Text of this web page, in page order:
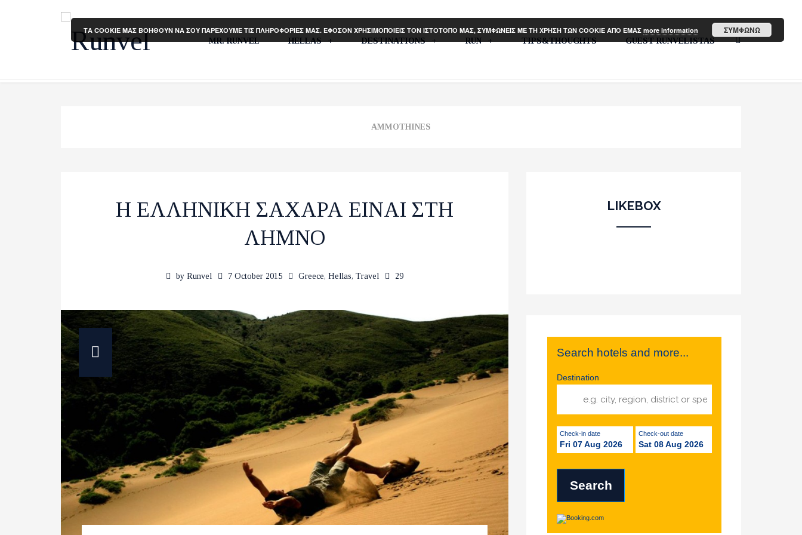
MR. RUNVEL HELLAS DESTINATIONS RUN TIPS&THOUGHTS GUEST RUNVELISTAS
AMMOTHINES
H ΕΛΛΗΝΙΚΗ ΣΑΧΑΡΑ ΕΙΝΑΙ ΣΤΗ
ΛΗΜΝΟ
by Runvel 7 October 2015 Greece, Hellas, Travel 29
LIKEBOX
Search hotels and more...
Destination
Check-in date
Fri 07 Aug 2026
Check-out date
Sat 08 Aug 2026
ΤΑ COOKIE ΜΑΣ ΒΟΗΘΟΥΝ ΝΑ ΣΟΥ ΠΑΡΕΧΟΥΜΕ ΤΙΣ ΠΛΗΡΟΦΟΡΙΕΣ ΜΑΣ. ΕΦΟΣΟΝ ΧΡΗΣΙΜΟΠΟΙΕΙΣ ΤΟΝ ΙΣΤΟΤΟΠΟ ΜΑΣ, ΣΥΜΦΩΝΕΙΣ ΜΕ ΤΗ ΧΡΗΣΗ ΤΩΝ COOKIE ΑΠΟ ΕΜΑΣ more information ΣΥΜΦΩΝΩ